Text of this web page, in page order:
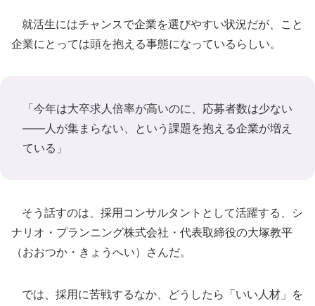
就活生にはチャンスで企業を選びやすい状況だが、こと
企業にとっては頭を抱える事態になっているらしい。
「今年は大卒求人倍率が高いのに、応募者数は少ない
――人が集まらない、という課題を抱える企業が増え
ている」
そう話すのは、採用コンサルタントとして活躍する、シ
ナリオ・プランニング株式会社・代表取締役の大塚教平
（おおつか・きょうへい）さんだ。
では、採用に苦戦するなか、どうしたら「いい人材」を